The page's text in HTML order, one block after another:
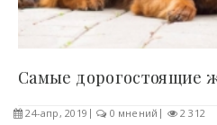
24-апр, 2019 0 мнений 2 312